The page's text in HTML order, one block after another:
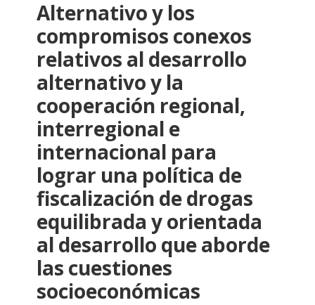
Alternativo y los
compromisos conexos
relativos al desarrollo
alternativo y la
cooperación regional,
interregional e
internacional para
lograr una política de
fiscalización de drogas
equilibrada y orientada
al desarrollo que aborde
las cuestiones
socioeconómicas